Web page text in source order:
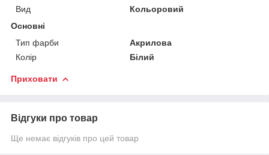
Вид
Кольоровий
Основні
Тип фарби
Акрилова
Колір
Білий
Приховати
Відгуки про товар
Ще немає відгуків про цей товар